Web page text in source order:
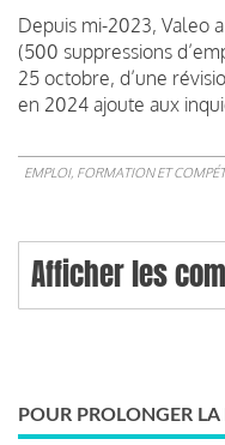
Depuis mi-2023, Valeo
(500 suppressions
25 octobre, d’une
en 2024 ajoute aux
EMPLOI, FORMATION ET
Afficher les
POUR PROLONGER LA